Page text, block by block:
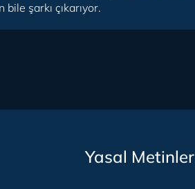
şarkı çıkarıyor.
Yasal Metinler